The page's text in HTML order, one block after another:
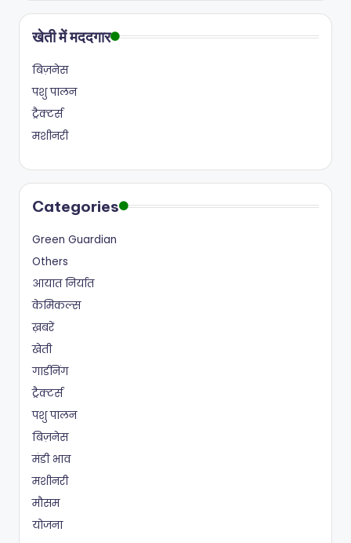
खेती में मददगार
बिज़नेस
पशु पालन
ट्रैक्टर्स
मशीनरी
Categories
Green Guardian
Others
आयात निर्यात
केमिकल्स
ख़बरें
खेती
गार्डनिंग
ट्रैक्टर्स
पशु पालन
बिज़नेस
मंडी भाव
मशीनरी
मौसम
योजना